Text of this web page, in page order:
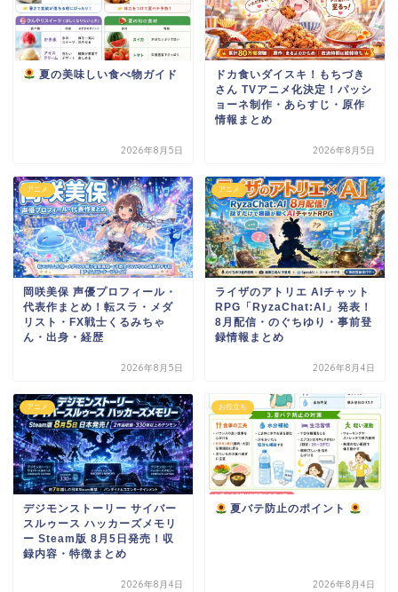
夏の美味しい食べ物ガイド
2026年8月5日
ドカ食いダイスキ！もちづき
さん TVアニメ化決定！パッシ
ョーネ制作・あらすじ・原作
情報まとめ
2026年8月5日
アニメ
岡咲美保 声優プロフィール・
代表作まとめ！転スラ・メダ
リスト・FX戦士くるみちゃ
ん・出身・経歴
2026年8月5日
アニメ
ライザのアトリエ AIチャット
RPG「RyzaChat:AI」発表！
8月配信・のぐちゆり・事前登
録情報まとめ
2026年8月4日
アニメ
デジモンストーリー サイバー
スルゥース ハッカーズメモリ
ー Steam版 8月5日発売！収
録内容・特徴まとめ
2026年8月4日
お役立ち
夏バテ防止のポイント
2026年8月4日